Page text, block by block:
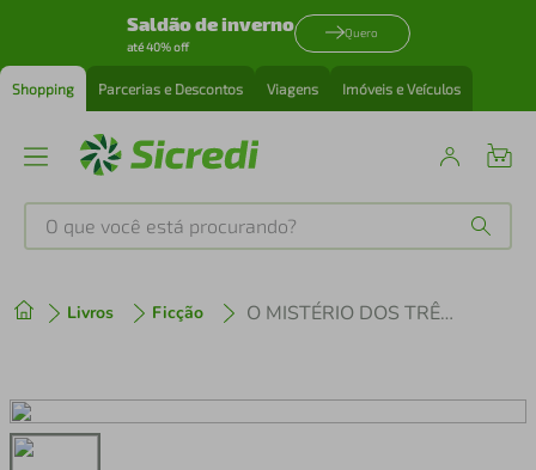
Saldão de inverno
até 40% off
Quero
Shopping Parcerias e Descontos Viagens Imóveis e Veículos
O que você está procurando?
Livros Ficção O MISTÉRIO DOS TRÊS PEDAÇOS
2º cafeteira